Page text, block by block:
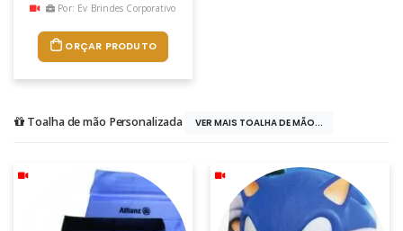
Por: Ev Brindes Corporativo
ORÇAR PRODUTO
Toalha de mão Personalizada VER MAIS TOALHA DE MÃO...